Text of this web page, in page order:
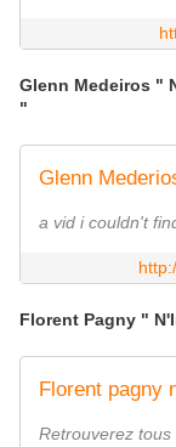
Glenn Medeiros "
"
a vid i couldn't
Florent Pagny "
Florent pagny
Retrouverez